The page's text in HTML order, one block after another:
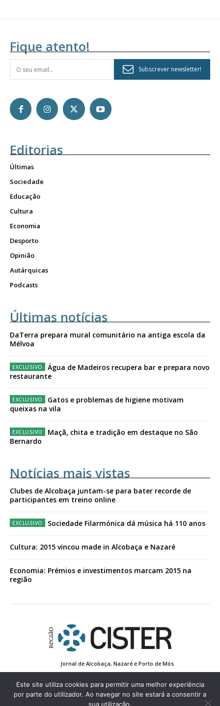
Fique atento!
Subscrever newsletter!
Editorias
Últimas
Sociedade
Educação
Cultura
Economia
Desporto
Opinião
Autárquicas
Podcasts
Últimas notícias
DaTerra prepara mural comunitário na antiga escola da
Mélvoa
Água de Madeiros recupera bar e prepara novo
restaurante
Gatos e problemas de higiene motivam
queixas na vila
Maçã, chita e tradição em destaque no São
Bernardo
Notícias mais vistas
Clubes de Alcobaça juntam-se para bater recorde de
participantes em treino online
Sociedade Filarmónica dá música há 110 anos
Cultura: 2015 vincou made in Alcobaça e Nazaré
Economia: Prémios e investimentos marcam 2015 na
região
Jornal de Alcobaça, Nazaré e Porto de Mós
Estatuto Editorial
Contactos
Política de Privacidade
Conta de Registo
Edição Impressa
Este site utiliza cookies para permitir uma melhor experiência
por parte do utilizador. Ao navegar no site estará a consentir a
sua utilização.